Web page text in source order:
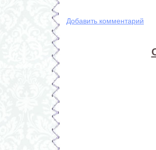
Добавить комментарий